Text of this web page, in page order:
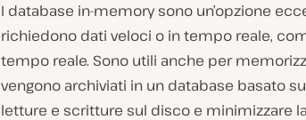
I database in-memory sono un’opzione
richiedono dati veloci o in tempo reale,
tempo reale. Sono utili anche per
vengono archiviati in un database basato
letture e scritture sul disco e minimizzare